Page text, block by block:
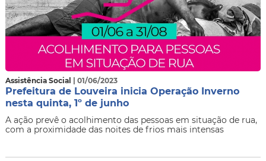
Assistência Social | 01/06/2023
Prefeitura de Louveira inicia Operação Inverno
nesta quinta, 1º de junho
A ação prevê o acolhimento das pessoas em situação de rua,
com a proximidade das noites de frios mais intensas